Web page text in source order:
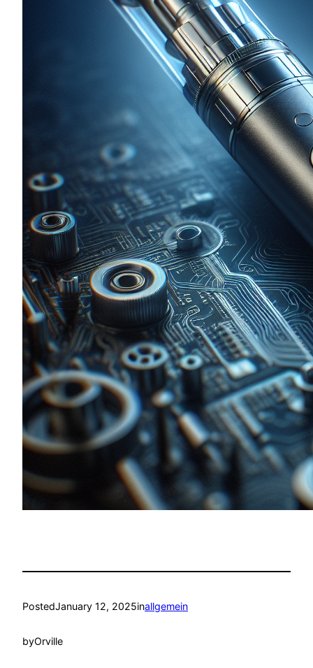
PostedJanuary 12, 2025inallgemein
byOrville